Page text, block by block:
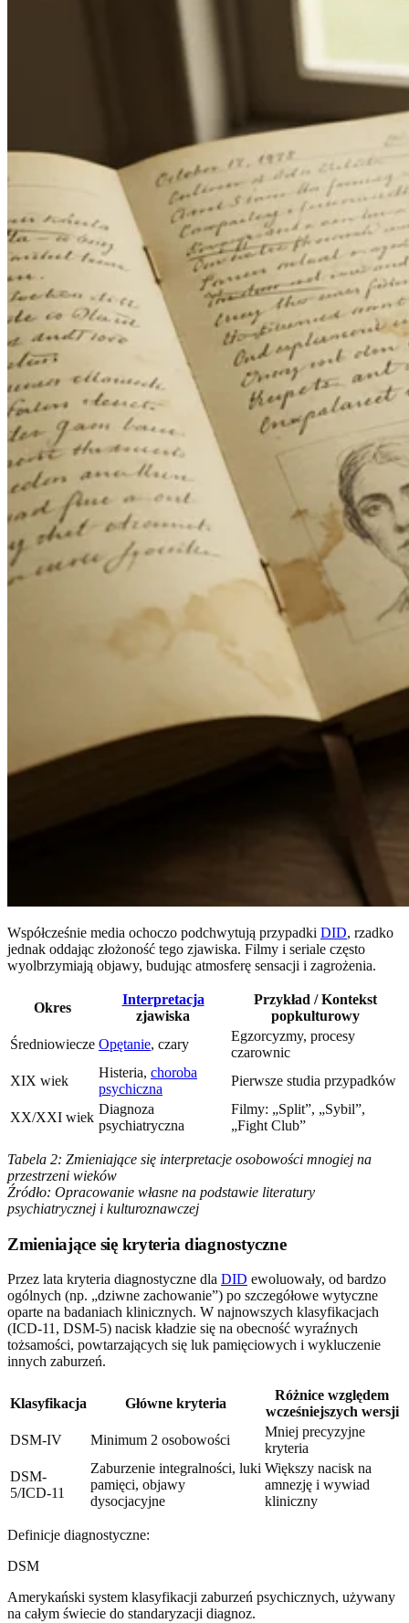
Współcześnie media ochoczo podchwytują przypadki DID, rzadko
jednak oddając złożoność tego zjawiska. Filmy i seriale często
wyolbrzymiają objawy, budując atmosferę sensacji i zagrożenia.
Okres
Interpretacja
zjawiska
Przykład / Kontekst
popkulturowy
Średniowiecze Opętanie, czary
Egzorcyzmy, procesy
czarownic
XIX wiek
Histeria, choroba
psychiczna
Pierwsze studia przypadków
XX/XXI wiek
Diagnoza
psychiatryczna
Filmy: „Split”, „Sybil”,
„Fight Club”
Tabela 2: Zmieniające się interpretacje osobowości mnogiej na
przestrzeni wieków
Źródło: Opracowanie własne na podstawie literatury
psychiatrycznej i kulturoznawczej
Zmieniające się kryteria diagnostyczne
Przez lata kryteria diagnostyczne dla DID ewoluowały, od bardzo
ogólnych (np. „dziwne zachowanie”) po szczegółowe wytyczne
oparte na badaniach klinicznych. W najnowszych klasyfikacjach
(ICD-11, DSM-5) nacisk kładzie się na obecność wyraźnych
tożsamości, powtarzających się luk pamięciowych i wykluczenie
innych zaburzeń.
Klasyfikacja Główne kryteria
Różnice względem
wcześniejszych wersji
DSM-IV
Minimum 2 osobowości
Mniej precyzyjne
kryteria
DSM-
5/ICD-11
Zaburzenie integralności, luki
pamięci, objawy
dysocjacyjne
Większy nacisk na
amnezję i wywiad
kliniczny
Definicje diagnostyczne:
DSM
Amerykański system klasyfikacji zaburzeń psychicznych, używany
na całym świecie do standaryzacji diagnoz.